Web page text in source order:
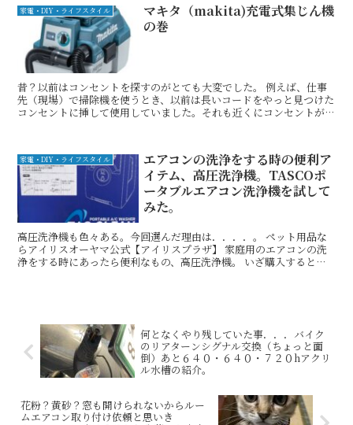
家電・DIY・ライフスタイル
マキタ（makita)充電式集じん機
の巻
昔？以前はコンセントを探すのがとても大変でした。 例えば、仕事
先（現場）で掃除機を使うとき、以前は長いコードをやっと見つけた
コンセントに挿して使用していました。それも近くにコンセントがあ
家電・DIY・ライフスタイル
エアコンの洗浄をする時の便利ア
イテム、高圧洗浄機。TASCOポ
ータブルエアコン洗浄機を試して
みた。
高圧洗浄機も色々ある。今回選んだ理由は．．．．。 ペット用品な
らアイリスオーヤマ公式【アイリスプラザ】 家庭用のエアコンの洗
浄をする時にあったら便利なもの、高圧洗浄機。 いざ購入するとな
何となくやり残していた事．．．バイク
のリアターンシグナル交換（ちょっと面
倒）あと６４０・６４０・７２０hアクリ
ル水槽の紹介。
花粉？黄砂？窓も開けられないからルー
ムエアコン取り付け依頼と思いき